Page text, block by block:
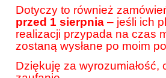
Dotyczy to również
przed 1 sierpnia – jeśli ich
realizacji przypada na czas
zostaną wysłane po moim
Dziękuję za wyrozumiałość,